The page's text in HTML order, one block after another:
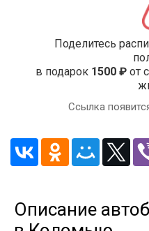
Поделитесь
в подарок 1500 ₽от
Ссылка
Описание